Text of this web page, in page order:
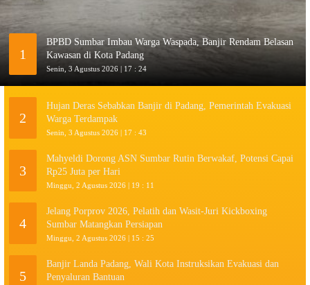
1
BPBD Sumbar Imbau Warga Waspada, Banjir Rendam Belasan
Kawasan di Kota Padang
Senin, 3 Agustus 2026 | 17 : 24
2
Hujan Deras Sebabkan Banjir di Padang, Pemerintah Evakuasi
Warga Terdampak
Senin, 3 Agustus 2026 | 17 : 43
3
Mahyeldi Dorong ASN Sumbar Rutin Berwakaf, Potensi Capai
Rp25 Juta per Hari
Minggu, 2 Agustus 2026 | 19 : 11
4
Jelang Porprov 2026, Pelatih dan Wasit-Juri Kickboxing
Sumbar Matangkan Persiapan
Minggu, 2 Agustus 2026 | 15 : 25
5
Banjir Landa Padang, Wali Kota Instruksikan Evakuasi dan
Penyaluran Bantuan